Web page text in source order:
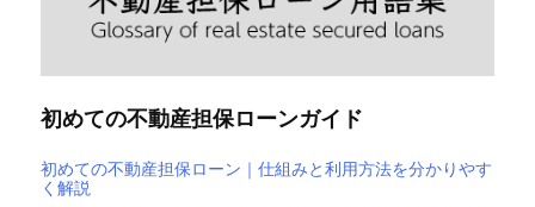
初めての不動産担保ローンガイド
初めての不動産担保ローン｜仕組みと利用方法を分かりやす
く解説